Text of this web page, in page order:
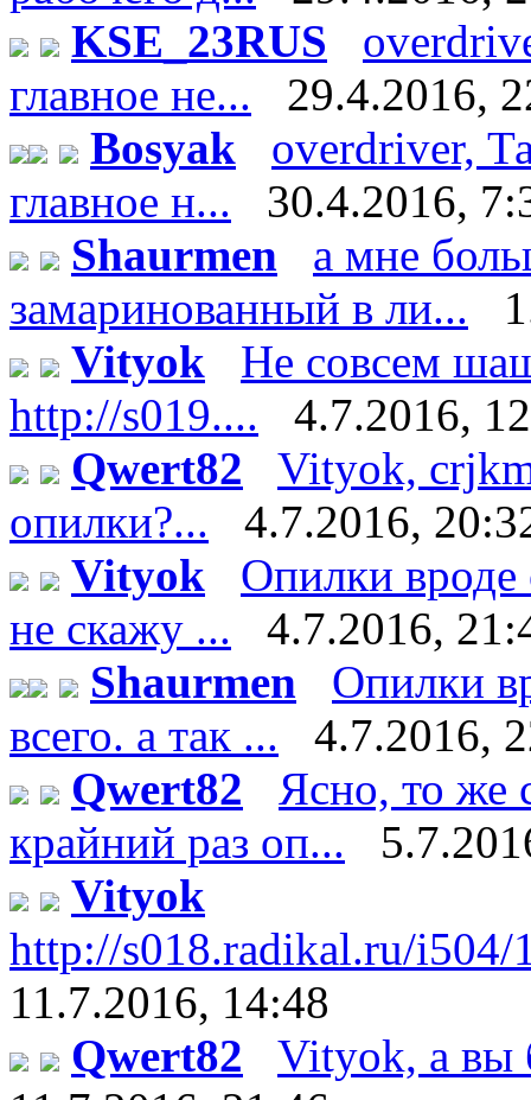
KSE_23RUS
главное не...
29.4.2016,
Bosyak
overdriver,
главное н...
30.4.2016,
Shaurmen
а мне
замаринованный в ли...
Vityok
Не совсем
http://s019....
4.7.2016,
Qwert82
Vityok,
опилки?...
4.7.2016,
Vityok
Опилки вроде
не скажу ...
4.7.2016,
Shaurmen
Опилки
всего. а так ...
4.7.2016,
Qwert82
Ясно, то же
крайний раз оп...
Vityok
http://s018.radikal.ru/i504/
11.7.2016, 14:48
Qwert82
Vityok, а вы